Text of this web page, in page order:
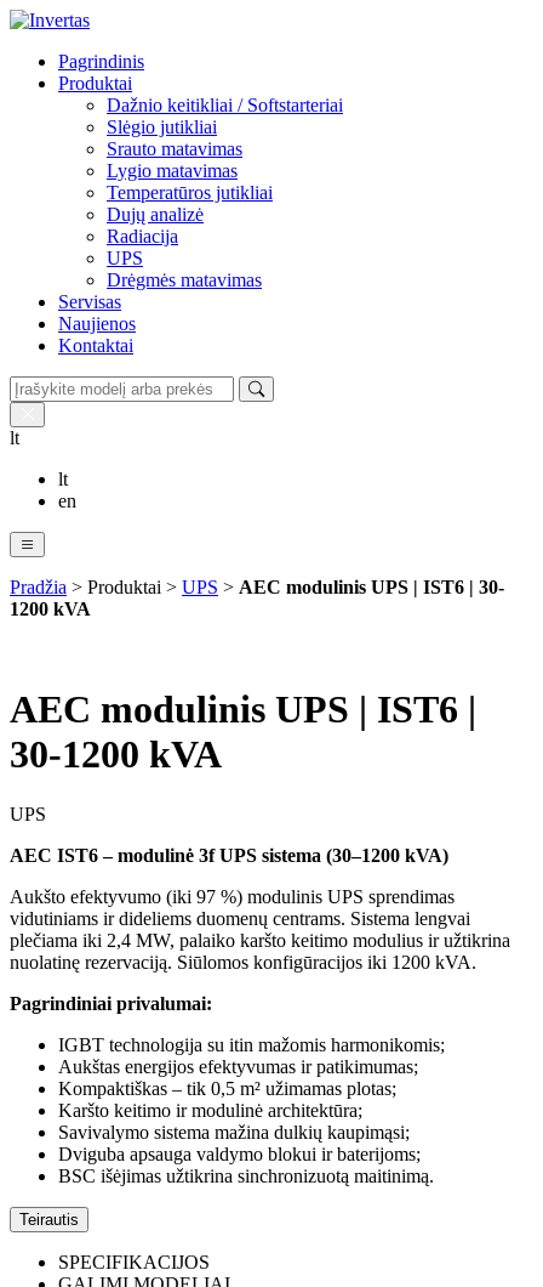
Pagrindinis
Produktai
Dažnio keitikliai / Softstarteriai
Slėgio jutikliai
Srauto matavimas
Lygio matavimas
Temperatūros jutikliai
Dujų analizė
Radiacija
UPS
Drėgmės matavimas
Servisas
Naujienos
Kontaktai
lt
lt
en
Pradžia > Produktai > UPS > AEC modulinis UPS | IST6 | 30-
1200 kVA
AEC modulinis UPS | IST6 |
30-1200 kVA
UPS
AEC IST6 – modulinė 3f UPS sistema (30–1200 kVA)
Aukšto efektyvumo (iki 97 %) modulinis UPS sprendimas
vidutiniams ir dideliems duomenų centrams. Sistema lengvai
plečiama iki 2,4 MW, palaiko karšto keitimo modulius ir užtikrina
nuolatinę rezervaciją. Siūlomos konfigūracijos iki 1200 kVA.
Pagrindiniai privalumai:
IGBT technologija su itin mažomis harmonikomis;
Aukštas energijos efektyvumas ir patikimumas;
Kompaktiškas – tik 0,5 m² užimamas plotas;
Karšto keitimo ir modulinė architektūra;
Savivalymo sistema mažina dulkių kaupimąsi;
Dviguba apsauga valdymo blokui ir baterijoms;
BSC išėjimas užtikrina sinchronizuotą maitinimą.
Teirautis
SPECIFIKACIJOS